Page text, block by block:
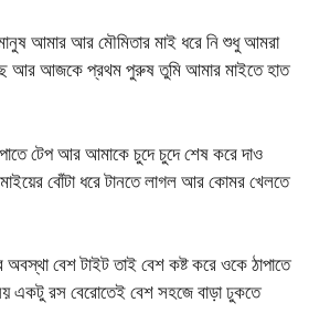
আমার আর মৌমিতার মাই ধরে নি শুধু আমরা
আর আজকে প্রথম পুরুষ তুমি আমার মাইতে হাত
টেপ আর আমাকে চুদে চুদে শেষ করে দাও
বোঁটা ধরে টানতে লাগল আর কোমর খেলতে
বেশ টাইট তাই বেশ কষ্ট করে ওকে ঠাপাতে
একটু রস বেরোতেই বেশ সহজে বাড়া ঢুকতে